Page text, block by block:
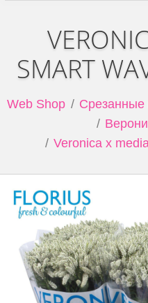
SMART
Web Shop
Срезанные
Veronica x